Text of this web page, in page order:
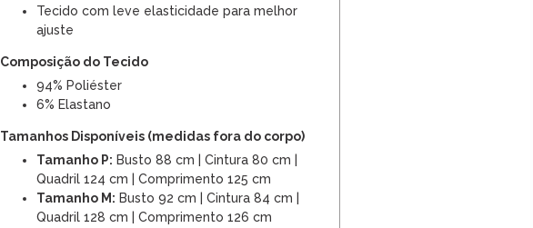
Tecido com leve elasticidade para melhor
ajuste
Composição do Tecido
94% Poliéster
6% Elastano
Tamanhos Disponíveis (medidas fora do corpo)
Tamanho P: Busto 88 cm | Cintura 80 cm |
Quadril 124 cm | Comprimento 125 cm
Tamanho M: Busto 92 cm | Cintura 84 cm |
Quadril 128 cm | Comprimento 126 cm